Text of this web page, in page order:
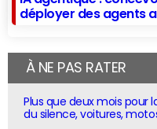
déployer des agents
À NE PAS RATER
Plus que deux mois pour
du silence, voitures,